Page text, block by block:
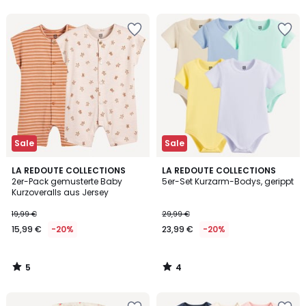
Sale
LA REDOUTE COLLECTIONS
2er-Pack gemusterte Baby
Kurzoveralls aus Jersey
19,99 €
15,99 € -20%
5
/
5
5
/
Sale
LA REDOUTE COLLECTIONS
5er-Set Kurzarm-Bodys, gerippt
29,99 €
23,99 € -20%
4
/
4
/